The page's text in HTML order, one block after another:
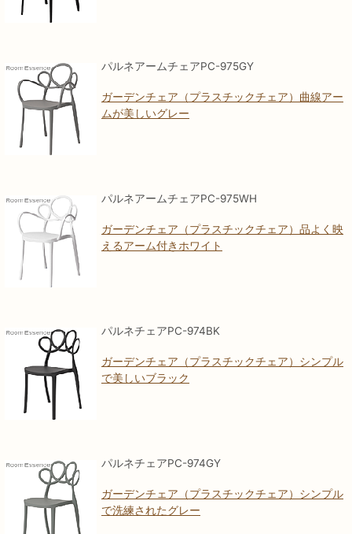
パルネアームチェアPC-975GY
ガーデンチェア（プラスチックチェア）曲線アー
ムが美しいグレー
パルネアームチェアPC-975WH
ガーデンチェア（プラスチックチェア）品よく映
えるアーム付きホワイト
パルネチェアPC-974BK
ガーデンチェア（プラスチックチェア）シンプル
で美しいブラック
パルネチェアPC-974GY
ガーデンチェア（プラスチックチェア）シンプル
で洗練されたグレー